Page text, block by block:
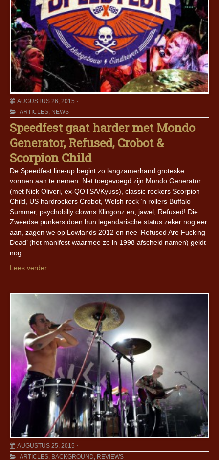
AUGUSTUS 26, 2015
ARTICLES, NEWS
Speedfest gaat harder met Mondo
Generator, Refused, Crobot &
Scorpion Child
De Speedfest line-up begint zo langzamerhand groteske
vormen aan te nemen. Net toegevoegd zijn Mondo Generator
(met Nick Oliveri, ex-QOTSA/Kyuss), classic rockers Scorpion
Child, US hardrockers Crobot, Welsh rock ’n rollers Buffalo
Summer, psychobilly clowns Klingonz en, jawel, Refused! Die
Zweedse punkers doen hun legendarische status zeker nog eer
aan, zagen we op Lowlands 2012 en nee ‘Refused Are Fucking
Dead’ (het manifest waarmee ze in 1998 afscheid namen) geldt
nog
Lees verder..
AUGUSTUS 25, 2015
ARTICLES, BACKGROUND, REVIEWS